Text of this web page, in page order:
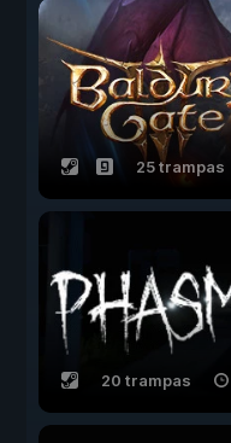
25 trampas
20 trampas